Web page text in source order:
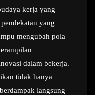
kerja yang
yang
mengubah pola
dalam bekerja.
tidak hanya
langsung